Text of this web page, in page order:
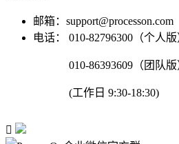
邮箱：support@processon.com
电话：
010-82796300（个人版
010-86393609（团队版
(工作日 9:30-18:30)
